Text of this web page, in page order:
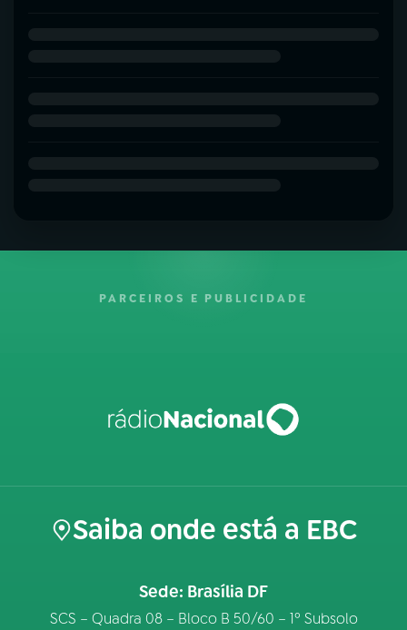
PARCEIROS E PUBLICIDADE
Saiba onde está a EBC
Sede: Brasília DF
SCS – Quadra 08 – Bloco B 50/60 – 1º Subsolo